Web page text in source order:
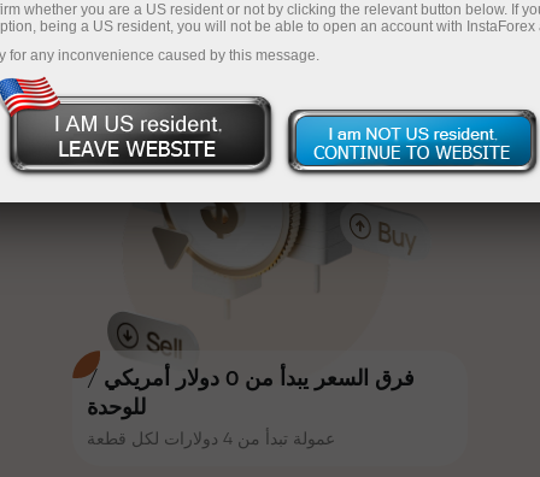
InstaForex
فرق السعر يبدأ من 0 دولار أمريكي /
للوحدة
عمولة تبدأ من 4 دولارات لكل قطعة
فوركس الحصول على مكافأة تصل إلى
30% على إيداعه، والاستفادة من
عروض ترويجية وعروض خاصة أخرى.
تتشارك سرعة المسار وسرعة التداول
نفس القيم. يُضفي أليش لوبرايس
عناصر الحماس والانضباط على عالم
التداول، ويعمل كشريك يُلهم العملاء
لتحقيق أهداف طموحة.
جائزة هديتك الشخصية الكبرى
قم بإيداع المبلغ في حسابك باستخدام $333 — اختر هدية
تصل قيمتها إلى $1,500
تداول بدون مخاطرة -
نحن نضمن أرباحك
مكافأة تصل إلى 1000 ضعف - أكبر
whether you are a US resident or not by clicking the relevant button below. If
being a US resident, you will not be able to open an account with InstaForex
for any inconvenience caused by this message.